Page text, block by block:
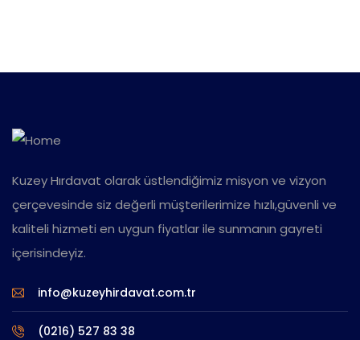
Kuzey Hırdavat olarak üstlendiğimiz misyon ve vizyon
çerçevesinde siz değerli müşterilerimize hızlı,güvenli ve
kaliteli hizmeti en uygun fiyatlar ile sunmanın gayreti
içerisindeyiz.
info@kuzeyhirdavat.com.tr
(0216) 527 83 38